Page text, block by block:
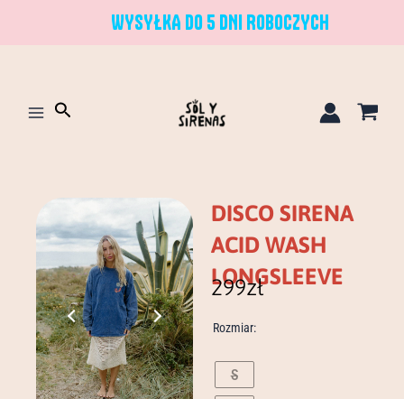
WYSYŁKA DO 5 DNI ROBOCZYCH
Szukaj
DISCO SIRENA
ACID WASH
LONGSLEEVE
299zł
Rozmiar:
S
disco
acid
wash